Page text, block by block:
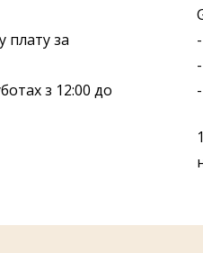
плату за
з 12:00 до